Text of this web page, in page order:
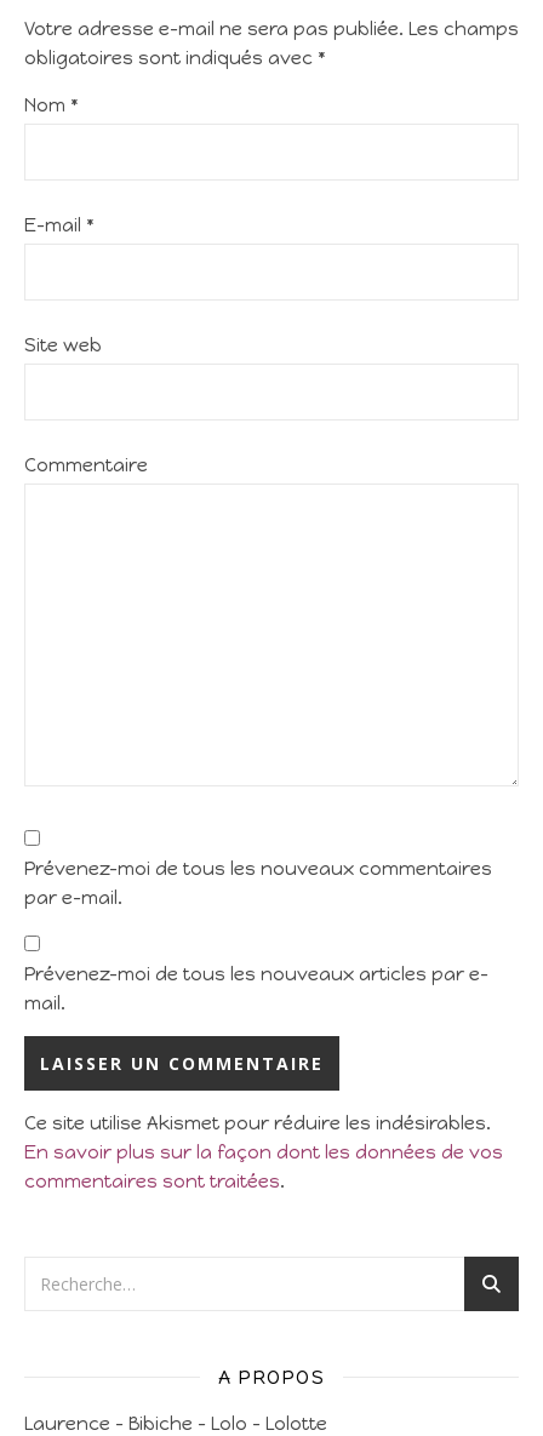
Votre adresse e-mail ne sera pas publiée. Les champs
obligatoires sont indiqués avec *
Nom *
E-mail *
Site web
Commentaire
Prévenez-moi de tous les nouveaux commentaires
par e-mail.
Prévenez-moi de tous les nouveaux articles par e-
mail.
Ce site utilise Akismet pour réduire les indésirables.
En savoir plus sur la façon dont les données de vos
commentaires sont traitées.
A PROPOS
Laurence – Bibiche – Lolo – Lolotte